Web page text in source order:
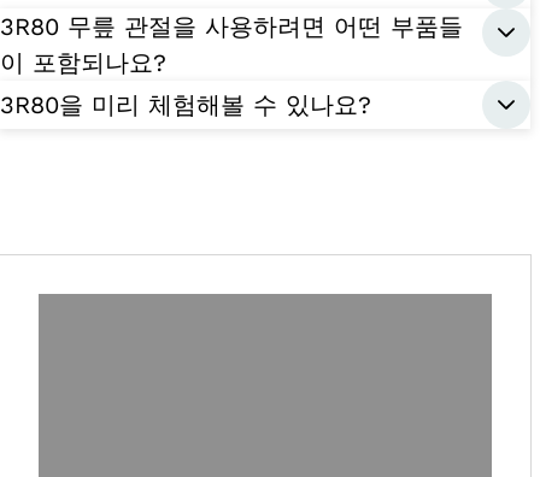
3R80 무릎 관절을 사용하려면 어떤 부품들
이 포함되나요?
3R80을 미리 체험해볼 수 있나요?